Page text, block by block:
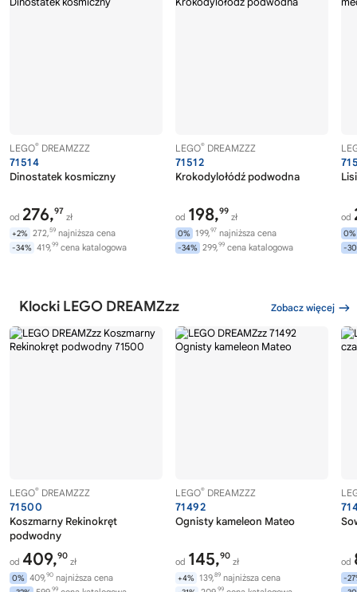
LEGO® DREAMZZZ
71514
Dinostatek kosmiczny
od 276,97
zł
+2% 272,59 najniższa cena
-34% 419,99 cena katalogowa
LEGO® DREAMZZZ
71512
Krokodylołódź podwodna
od 198,99
zł
0% 199,97 najniższa cena
-34% 299,99 cena katalogowa
od
0%
-
Klocki LEGO DREAMZzz Zobacz więcej
LEGO® DREAMZZZ
71500
Koszmarny Rekinokręt
podwodny
od 409,90
zł
0% 409,90 najniższa cena
99
LEGO® DREAMZZZ
71492
Ognisty kameleon Mateo
od 145,90
zł
+4% 139,89 najniższa cena
99
od
-